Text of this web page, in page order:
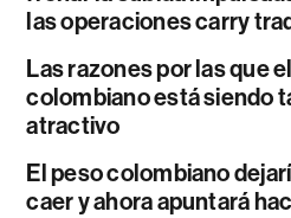
las operaciones carry
Las razones por las que
colombiano está siendo
atractivo
El peso colombiano
caer y ahora apuntará